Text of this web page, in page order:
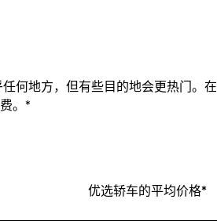
何地方，但有些目的地会更热门。在
。*
优选轿车的平均价格*